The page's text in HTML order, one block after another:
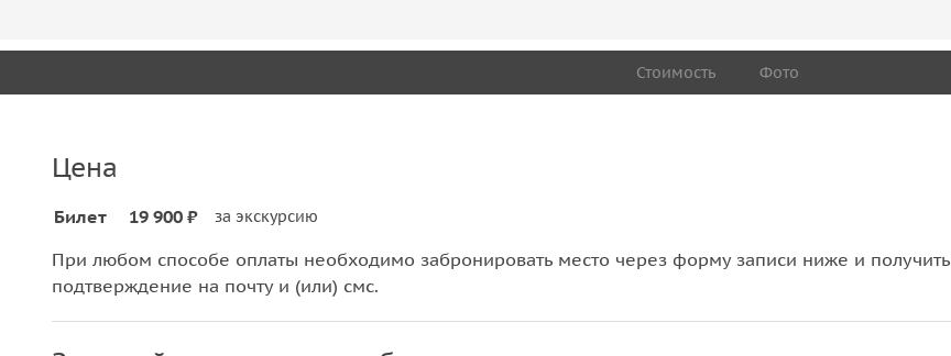
Стоимость Фото
Цена
Билет 19 900 ₽ за экскурсию
При любом способе оплаты необходимо забронировать место через форму записи ниже и получить
подтверждение на почту и (или) смс.